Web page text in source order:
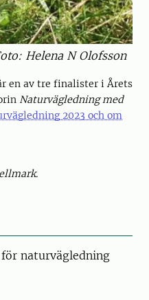
Helena N Olofsson
en av tre finalister i Årets
Naturvägledning med
2023 och om
för naturvägledning